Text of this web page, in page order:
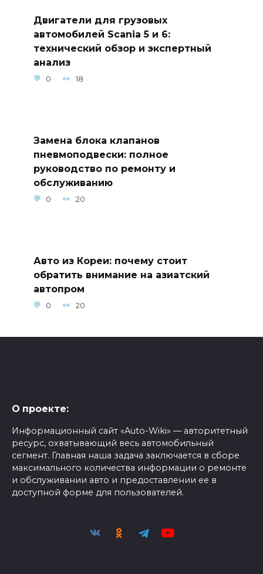
Двигатели для грузовых
автомобилей Scania 5 и 6:
технический обзор и экспертный
анализ
0 18
Замена блока клапанов
пневмоподвески: полное
руководство по ремонту и
обслуживанию
0 20
Авто из Кореи: почему стоит
обратить внимание на азиатский
автопром
0 20
О проекте:
Информационный сайт «Auto-Wiki» — авторитетный
ресурс, охватывающий весь автомобильный
сегмент. Главная наша задача заключается в сборе
максимального количества информации о ремонте
и обслуживании авто и предоставлении ее в
доступной форме для пользователей.